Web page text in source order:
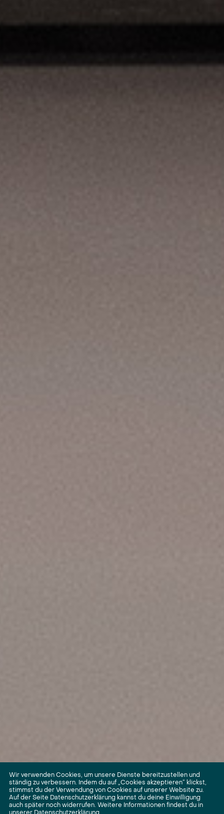
Wir verwenden Cookies, um unsere Dienste bereitzustellen und
ständig zu verbessern. Indem du auf „Cookies akzeptieren“ klickst,
stimmst du der Verwendung von Cookies auf unserer Website zu.
Auf der Seite Datenschutzerklärung kannst du deine Einwilligung
auch später noch widerrufen. Weitere Informationen findest du in